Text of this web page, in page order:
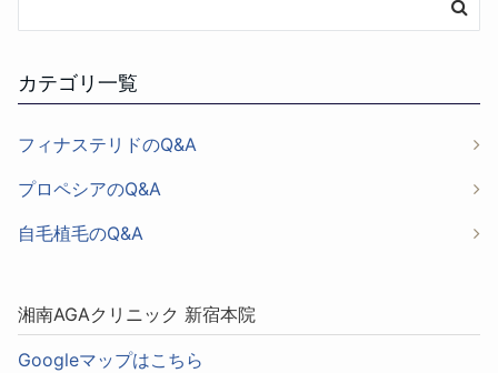
カテゴリ一覧
フィナステリドのQ&A
プロペシアのQ&A
自毛植毛のQ&A
湘南AGAクリニック 新宿本院
Googleマップはこちら